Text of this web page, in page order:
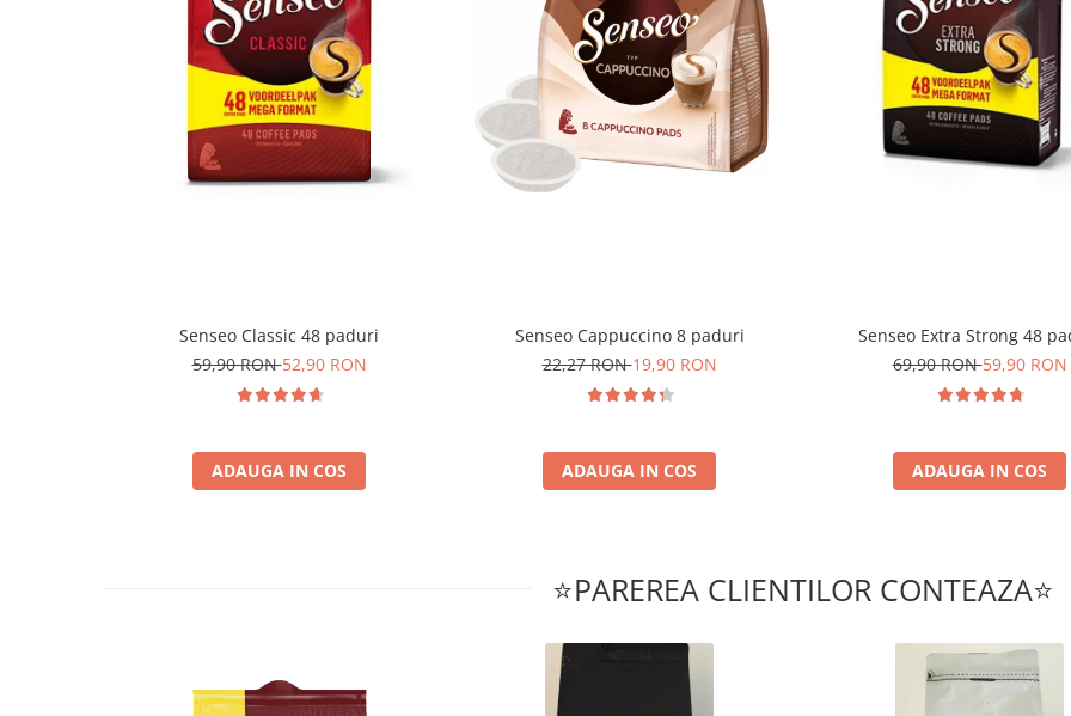
Senseo Classic 48 paduri
59,90 RON52,90 RON
ADAUGA IN COS
Senseo Cappuccino 8 paduri
22,27 RON19,90 RON
ADAUGA IN COS
Senseo Extra Strong 48
69,90 RON59,90 RON
ADAUGA IN COS
⭐PAREREA CLIENTILOR CONTEAZA⭐